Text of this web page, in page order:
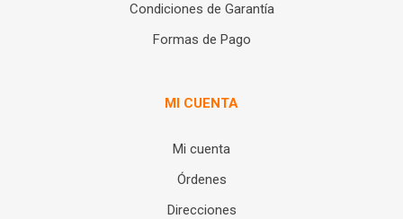
Condiciones de Garantía
Formas de Pago
MI CUENTA
Mi cuenta
Órdenes
Direcciones